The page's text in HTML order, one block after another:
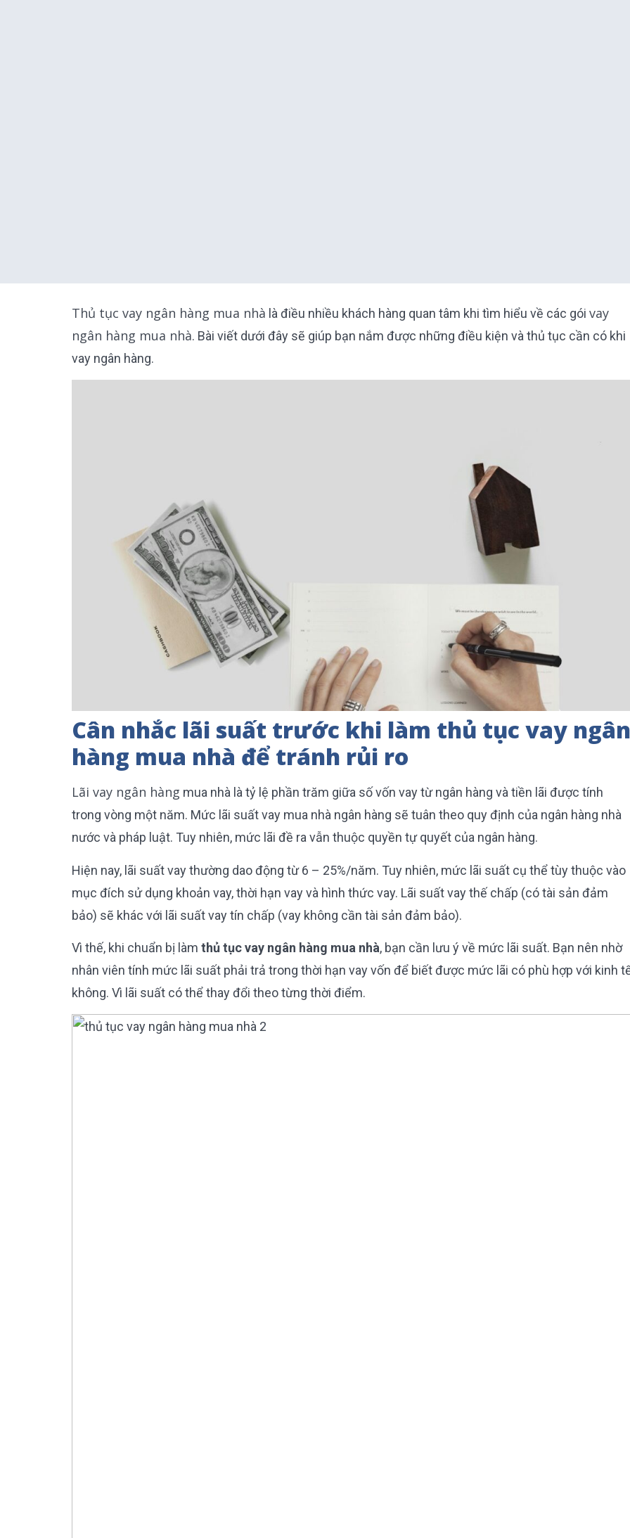
Thủ tục vay ngân hàng mua nhà là điều nhiều khách hàng quan tâm khi tìm hiểu về các gói vay
ngân hàng mua nhà. Bài viết dưới đây sẽ giúp bạn nắm được những điều kiện và thủ tục cần có khi
vay ngân hàng.
Cân nhắc lãi suất trước khi làm thủ tục vay ngân
hàng mua nhà để tránh rủi ro
Lãi vay ngân hàng mua nhà là tỷ lệ phần trăm giữa số vốn vay từ ngân hàng và tiền lãi được tính
trong vòng một năm. Mức lãi suất vay mua nhà ngân hàng sẽ tuân theo quy định của ngân hàng nhà
nước và pháp luật. Tuy nhiên, mức lãi đề ra vẫn thuộc quyền tự quyết của ngân hàng.
Hiện nay, lãi suất vay thường dao động từ 6 – 25%/năm. Tuy nhiên, mức lãi suất cụ thể tùy thuộc vào
mục đích sử dụng khoản vay, thời hạn vay và hình thức vay. Lãi suất vay thế chấp (có tài sản đảm
bảo) sẽ khác với lãi suất vay tín chấp (vay không cần tài sản đảm bảo).
Vì thế, khi chuẩn bị làm thủ tục vay ngân hàng mua nhà, bạn cần lưu ý về mức lãi suất. Bạn nên nhờ
nhân viên tính mức lãi suất phải trả trong thời hạn vay vốn để biết được mức lãi có phù hợp với kinh
không. Vì lãi suất có thể thay đổi theo từng thời điểm.